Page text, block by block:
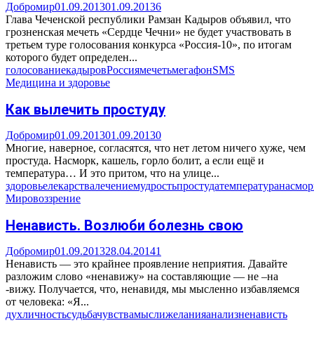
Добромир01.09.201301.09.20136
Глава Чеченской республики Рамзан Кадыров объявил, что
грозненская мечеть «Сердце Чечни» не будет участвовать в
третьем туре голосования конкурса «Россия-10», по итогам
которого будет определен...
голосованиекадыровРоссиямечетьмегафонSMS
Медицина и здоровье
Как вылечить простуду
Добромир01.09.201301.09.20130
Многие, наверное, согласятся, что нет летом ничего хуже, чем
простуда. Насморк, кашель, горло болит, а если ещё и
температура… И это притом, что на улице...
здоровьелекарствалечениемудростьпростудатемпература
Мировоззрение
Ненависть. Возлюби болезнь свою
Добромир01.09.201328.04.20141
Ненависть — это крайнее проявление неприятия. Давайте
разложим слово «ненавижу» на составляющие — не –на
-вижу. Получается, что, ненавидя, мы мысленно избавляемся
от человека: «Я...
духличностьсудьбачувствамыслижеланияанализненависть